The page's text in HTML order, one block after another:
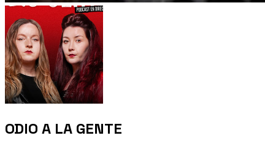
ODIO A LA GENTE